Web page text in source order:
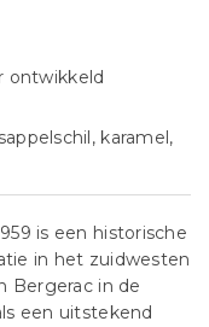
ontwikkeld
karamel,
is een historische
in het zuidwesten
Bergerac in de
een uitstekend